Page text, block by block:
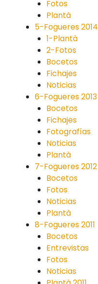
Fotos
Plantà
5-Fogueres 2014
1-Plantà
2-Fotos
Bocetos
Fichajes
Noticias
6-Fogueres 2013
Bocetos
Fichajes
Fotografías
Noticias
Plantà
7-Fogueres 2012
Bocetos
Fotos
Noticias
Plantà
8-Fogueres 2011
Bocetos
Entrevistas
Fotos
Noticias